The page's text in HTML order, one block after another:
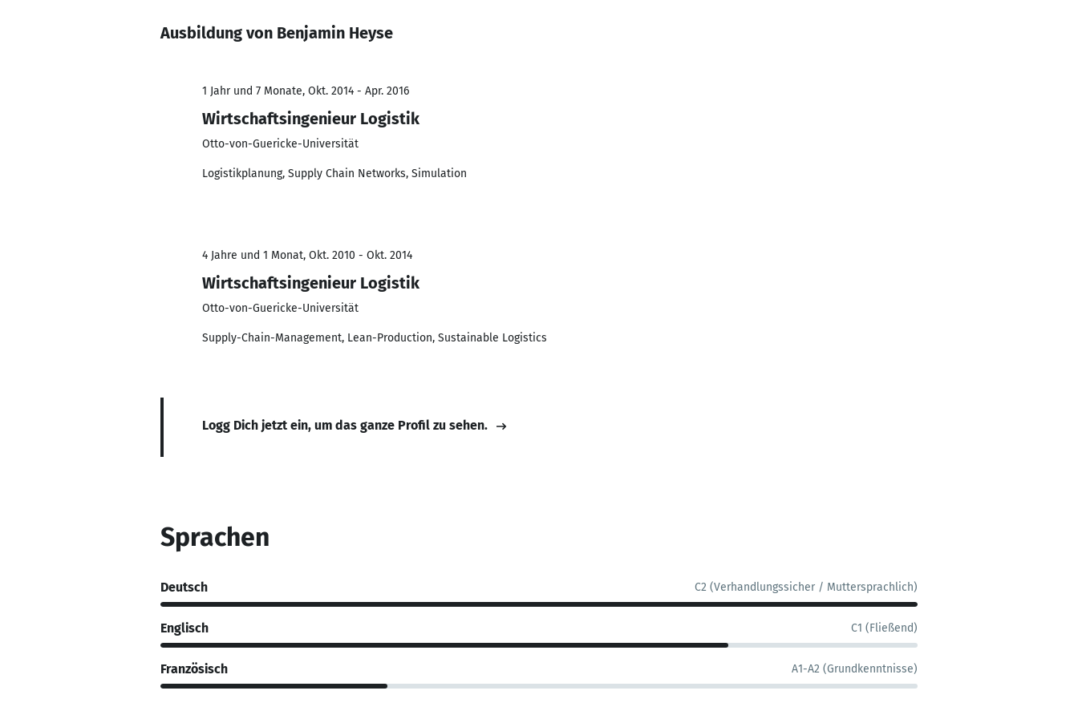
Ausbildung von Benjamin Heyse
1 Jahr und 7 Monate, Okt. 2014 - Apr. 2016
Wirtschaftsingenieur Logistik
Otto-von-Guericke-Universität
Logistikplanung, Supply Chain Networks, Simulation
4 Jahre und 1 Monat, Okt. 2010 - Okt. 2014
Wirtschaftsingenieur Logistik
Otto-von-Guericke-Universität
Supply-Chain-Management, Lean-Production, Sustainable Logistics
Logg Dich jetzt ein, um das ganze Profil zu sehen.
Sprachen
Deutsch C2 (Verhandlungssicher / Muttersprachlich)
Englisch C1 (Fließend)
Französisch A1-A2 (Grundkenntnisse)